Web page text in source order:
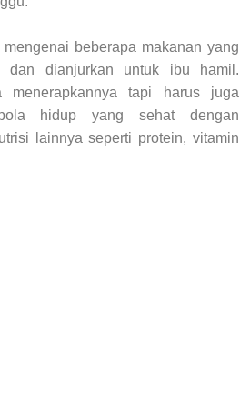
beberapa makanan yang
dan dianjurkan untuk ibu hamil.
menerapkannya tapi harus juga
hidup yang sehat dengan
lainnya seperti protein, vitamin